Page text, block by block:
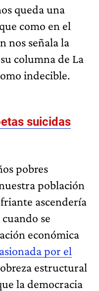
queda una
como en el
nos señala la
columna de La
indecible.
suicidas
pobres
población
ascendería
se
económica
por el
estructural
la democracia